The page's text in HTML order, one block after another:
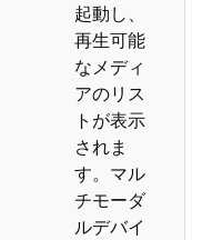
起動し、
再生可能
なメディ
アのリス
トが表示
されま
す。マル
チモーダ
ルデバイ